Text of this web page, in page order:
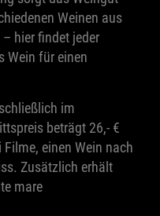
Weinen aus
hier findet jeder
Wein für einen
im
beträgt 26,- €
einen Wein nach
Zusätzlich erhält
mare